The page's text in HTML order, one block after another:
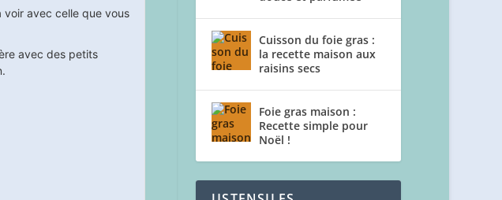
voir avec celle que vous
avec des petits
Cuisson du foie gras :
la recette maison aux
raisins secs
Foie gras maison :
Recette simple pour
Noël !